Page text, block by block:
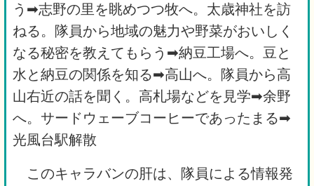
う➡志野の里を眺めつつ牧へ。太歳神社を訪
ねる。隊員から地域の魅力や野菜がおいしく
なる秘密を教えてもらう➡納豆工場へ。豆と
水と納豆の関係を知る➡高山へ。隊員から高
山右近の話を聞く。高札場などを見学➡余野
へ。サードウェーブコーヒーであったまる➡
光風台駅解散
このキャラバンの肝は、隊員による情報発